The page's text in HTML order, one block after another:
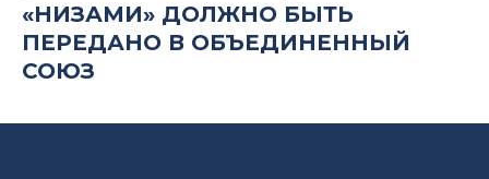
«НИЗАМИ» ДОЛЖНО БЫТЬ
ПЕРЕДАНО В ОБЪЕДИНЕННЫЙ
СОЮЗ